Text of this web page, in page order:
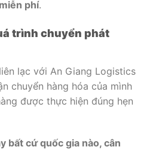
phí.
trình chuyển phát
lạc với An Giang Logistics
chuyển hàng hóa của mình
được thực hiện đúng hẹn
bất cứ quốc gia nào, cân